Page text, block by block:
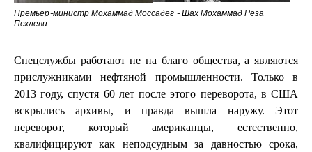
Премьер-министр Мохаммад Моссадег - Шах Мохаммад Реза
Пехлеви
Спецслужбы работают не на благо общества, а являются
прислужниками нефтяной промышленности. Только в
2013 году, спустя 60 лет после этого переворота, в США
вскрылись архивы, и правда вышла наружу. Этот
переворот, который американцы, естественно,
квалифицируют как неподсудным за давностью срока,